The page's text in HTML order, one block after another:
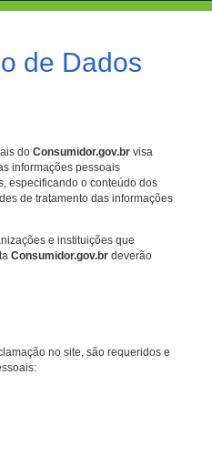
de Dados
do Consumidor.gov.br visa
informações pessoais
especificando o conteúdo dos
de tratamento das informações
e instituições que
Consumidor.gov.br deverão
no site, são requeridos e